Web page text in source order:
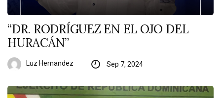
“DR. RODRÍGUEZ EN EL OJO DEL
HURACÁN”
Luz Hernandez Sep 7, 2024